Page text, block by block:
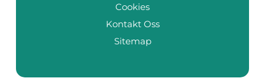
Cookies
Kontakt Oss
Sitemap